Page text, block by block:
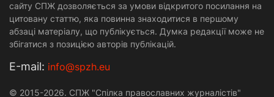
сайту СПЖ дозволяється за умови відкритого посилання на
цитовану статтю, яка повинна знаходитися в першому
абзаці матеріалу, що публікується. Думка редакції може не
збігатися з позицією авторів публікацій.
Е-mail: info@spzh.eu
© 2015-2026. СПЖ "Спілка православних журналістів"